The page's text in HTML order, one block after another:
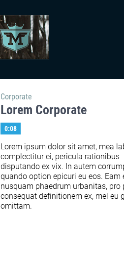
Corporate
Lorem Corporate
0:08
Lorem ipsum dolor sit amet, mea
complectitur ei, pericula rationibus
disputando ex vix. In autem
quando option epicuri eu eos. Eam
nusquam phaedrum urbanitas, pro
consequat definitionem ex, mel eu
omittam.